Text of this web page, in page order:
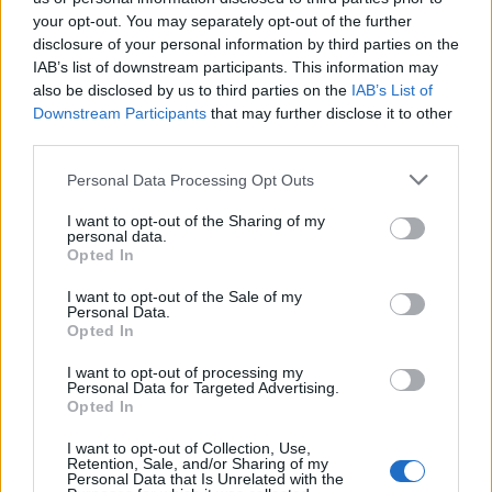
your opt-out. You may separately opt-out of the further
disclosure of your personal information by third parties on the
IAB’s list of downstream participants. This information may
also be disclosed by us to third parties on the IAB’s List of
Downstream Participants that may further disclose it to other
Personal Data Processing Opt Outs
I want to opt-out of the Sharing of my
personal data.
Opted In
I want to opt-out of the Sale of my
Personal Data.
Opted In
I want to opt-out of processing my
Personal Data for Targeted Advertising.
Opted In
I want to opt-out of Collection, Use,
Retention, Sale, and/or Sharing of my
Personal Data that Is Unrelated with the
създаде нови жизнеспособни вируси
07.08.2026 / 15:30